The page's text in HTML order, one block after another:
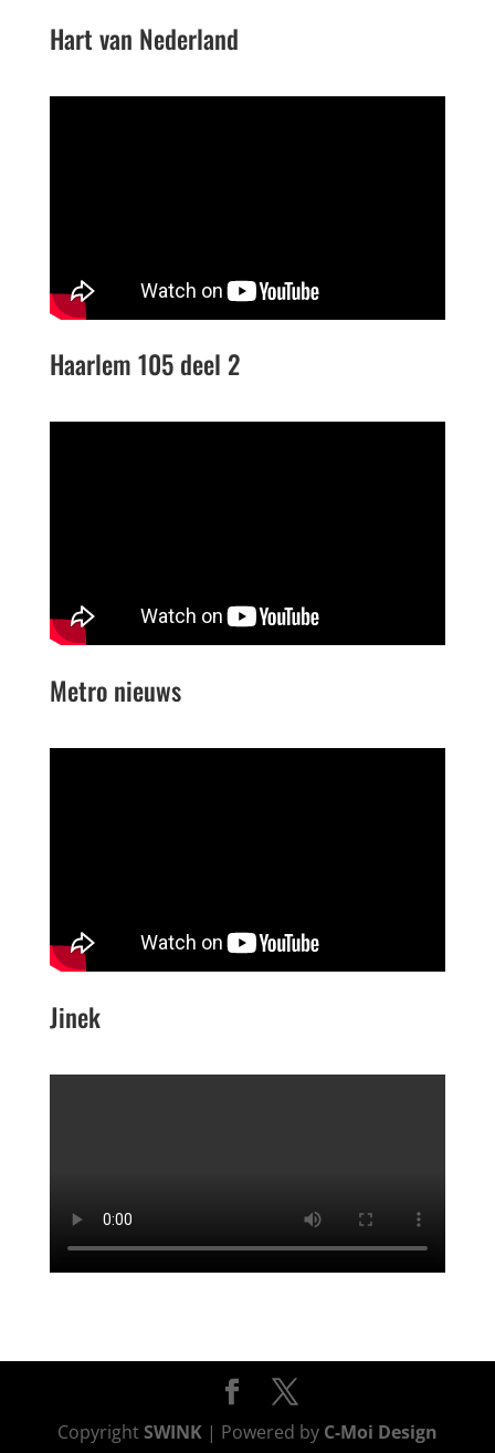
Hart van Nederland
Haarlem 105 deel 2
Metro nieuws
Jinek
CopyrightSWINK| Powered by C-Moi Design